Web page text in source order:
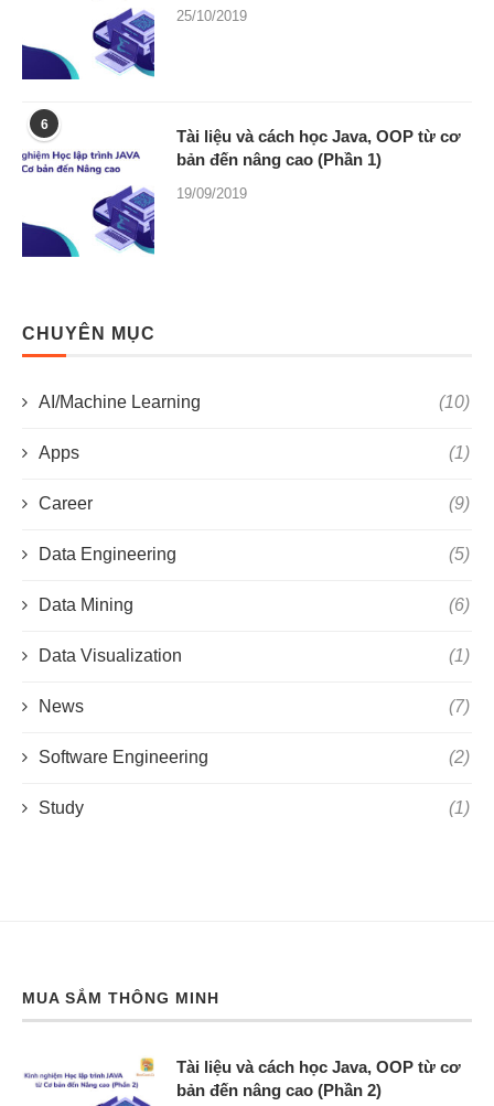
25/10/2019
6
Tài liệu và cách học Java, OOP từ cơ
bản đến nâng cao (Phần 1)
19/09/2019
CHUYÊN MỤC
AI/Machine Learning (10)
Apps (1)
Career (9)
Data Engineering (5)
Data Mining (6)
Data Visualization (1)
News (7)
Software Engineering (2)
Study (1)
MUA SẮM THÔNG MINH
Tài liệu và cách học Java, OOP từ cơ
bản đến nâng cao (Phần 2)